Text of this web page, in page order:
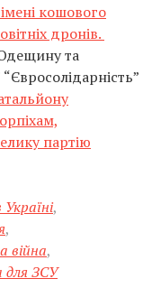
кошового
дронів.
та
партію
,
,
війна,
для ЗСУ